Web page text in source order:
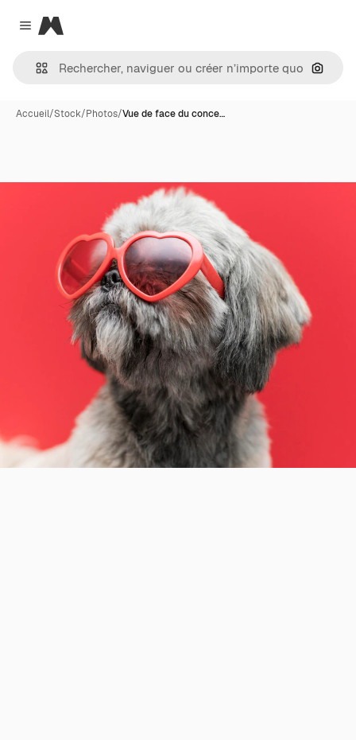
Close menu
Magnific
Accueil/Stock/Photos/Vue de face du conce…